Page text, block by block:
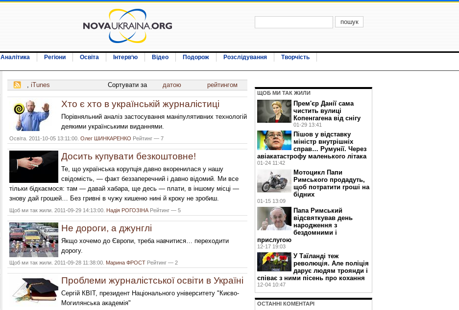
Аналітика Регіони Освіта Інтерв‘ю Відео Подорож Розслідування
Творчість
, iTunes Сортувати за датою рейтингом
Хто є хто в українській журналістиці
Порівняльний аналіз застосування маніпулятивних технологій
деякими українськими виданнями.
Освіта. 2011-10-05 13:11:00. Олег ШИНКАРЕНКО Рейтинг — 7
Досить купувати безкоштовне!
Те, що українська корупція давно вкоренилася у нашу
свідомість, — факт беззаперечний і давно відомий. Ми все
тільки бідкаємося: там — давай хабара, ще десь — плати, в іншому місці —
знову дай грошей… Без гривні в чужу кишеню нині й кроку не зробиш.
Щоб ми так жили. 2011-09-29 14:13:00. Надія РОГОЗІНА Рейтинг — 5
Не дороги, а джунглі
Якщо хочемо до Європи, треба навчитися… переходити
дорогу.
Щоб ми так жили. 2011-09-28 11:38:00. Марина ФРОСТ Рейтинг — 2
Проблеми журналістської освіти в Україні
Сергій КВІТ, президент Національного університету "Києво-
Могилянська академія"
ЩОБ МИ ТАК ЖИЛИ
Прем'єр Данії сама
чистить вулиці
Копенгагена від снігу
01-29 13:41
Пішов у відставку
міністр внутрішніх
справ… Румунії. Через
авіакатастрофу маленького літака
01-24 11:42
Мотоцикл Папи
Римського продадуть,
щоб потратити гроші на
бідних
01-15 13:09
Папа Римський
відсвяткував день
народження з
бездомними і
прислугою
12-17 19:03
У Таїланді теж
революція. Але поліція
дарує людям троянди і
співає з ними пісень про кохання
12-04 10:47
ОСТАННI КОМЕНТАРI